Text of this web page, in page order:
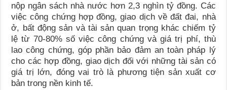
nộp ngân sách nhà nước hơn 2,3 nghìn tỷ đồng. Các
việc công chứng hợp đồng, giao dịch về đất đai, nhà
ở, bất động sản và tài sản quan trọng khác chiếm tỷ
lệ từ 70-80% số việc công chứng và giá trị phí, thù
lao công chứng, góp phần bảo đảm an toàn pháp lý
cho các hợp đồng, giao dịch đối với những tài sản có
giá trị lớn, đóng vai trò là phương tiện sản xuất cơ
bản trong nền kinh tế.